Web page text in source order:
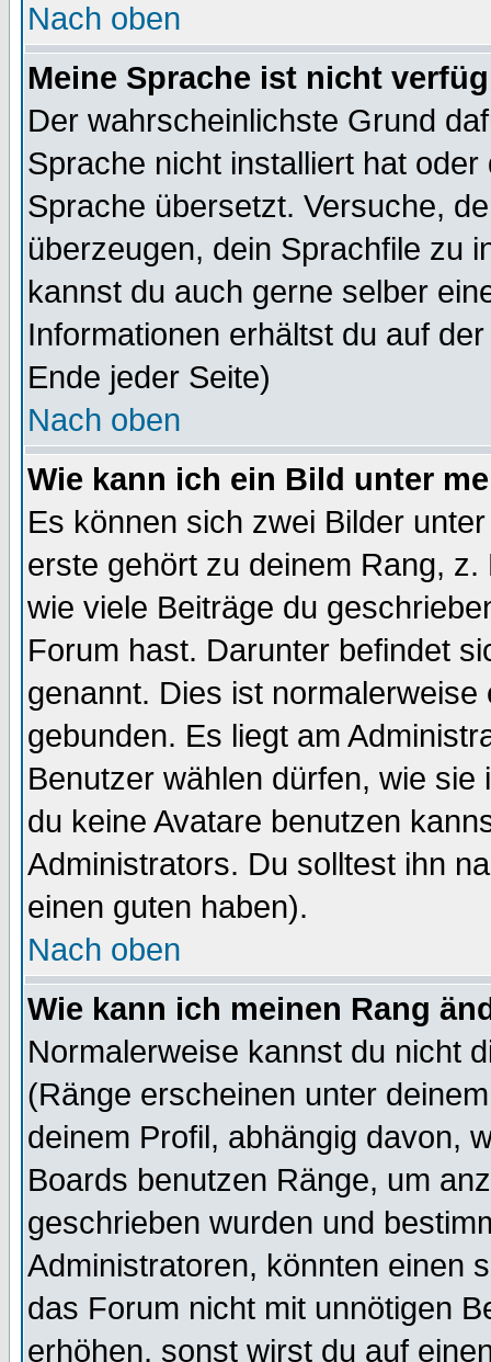
Nach oben
Meine Sprache ist nicht
Der wahrscheinlichste Grund
Sprache nicht installiert hat
Sprache übersetzt. Versuche,
überzeugen, dein Sprachfile zu
kannst du auch gerne selber
Informationen erhältst du auf
Ende jeder Seite)
Nach oben
Wie kann ich ein Bild unter
Es können sich zwei Bilder
erste gehört zu deinem Rang,
wie viele Beiträge du
Forum hast. Darunter befindet
genannt. Dies ist
gebunden. Es liegt am
Benutzer wählen dürfen, wie
du keine Avatare benutzen
Administrators. Du solltest ihn
einen guten haben).
Nach oben
Wie kann ich meinen Rang
Normalerweise kannst du nicht
(Ränge erscheinen unter
deinem Profil, abhängig davon,
Boards benutzen Ränge, um
geschrieben wurden und
Administratoren, könnten einen
das Forum nicht mit unnötigen
erhöhen, sonst wirst du auf